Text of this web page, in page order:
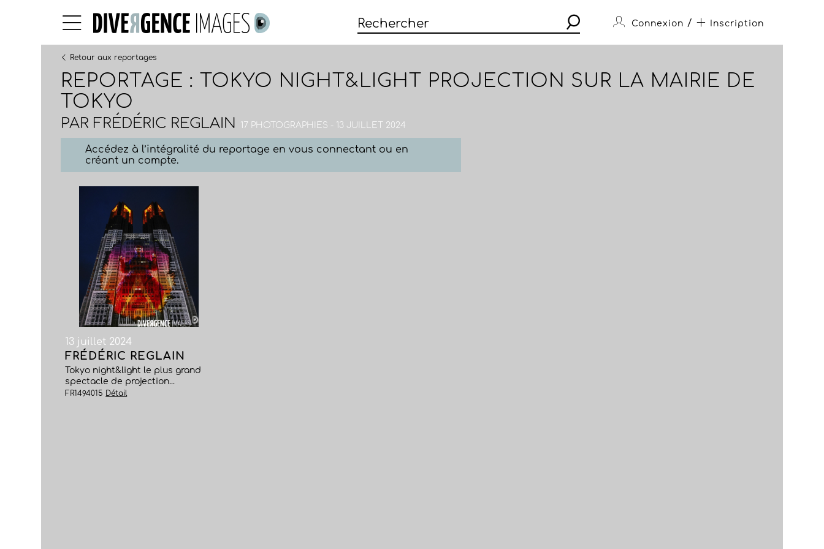
Connexion / Inscription
Retour aux reportages
REPORTAGE : TOKYO NIGHT&LIGHT PROJECTION SUR LA MAIRIE DE
TOKYO
PAR FRÉDÉRIC REGLAIN 17 PHOTOGRAPHIES - 13 JUILLET 2024
Accédez à l’intégralité du reportage en vous connectant ou en
créant un compte.
13 juillet 2024
FRÉDÉRIC REGLAIN
Tokyo night&light le plus grand
spectacle de projection...
FR1494015 Détail